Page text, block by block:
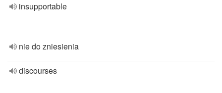
insupportable
nie do zniesienia
discourses